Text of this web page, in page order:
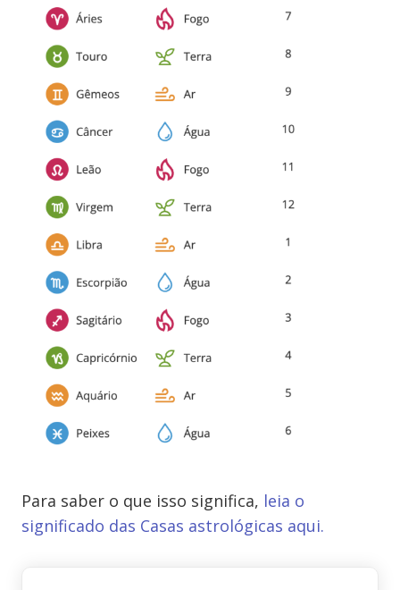
Para saber o que isso significa, leia o
significado das Casas astrológicas aqui.